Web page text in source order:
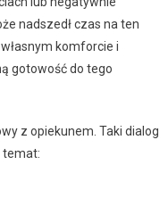
nadszedł czas na ten
komforcie i
gotowość do tego
z opiekunem. Taki dialog
temat: